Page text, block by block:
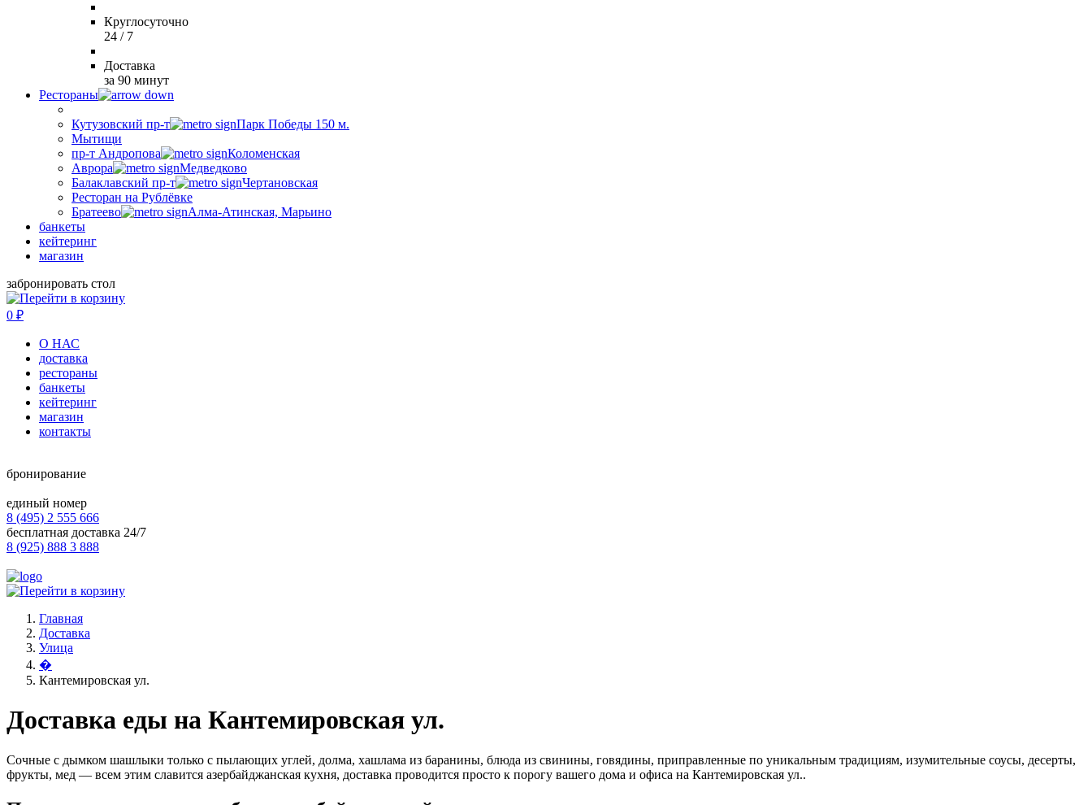
Круглосуточно
24 / 7
Доставка
за 90 минут
Рестораны
Кутузовский пр-т
Парк Победы 150 м.
Мытищи
пр-т Андропова
Коломенская
Аврора
Медведково
Балаклавский пр-т
Чертановская
Ресторан на Рублёвке
Братеево
Алма-Атинская, Марьино
банкеты
кейтеринг
магазин
забронировать стол
0 ₽
О НАС
доставка
рестораны
банкеты
кейтеринг
магазин
контакты
бронирование
единый номер
8 (495) 2 555 666
бесплатная доставка 24/7
8 (925) 888 3 888
Главная
Доставка
Улица
�
Кантемировская ул.
Доставка еды на Кантемировская ул.
Сочные с дымком шашлыки только с пылающих углей, долма, хашлама из баранины, блюда из свинины, говядины, приправленные по уникальным традициям, изумительные соусы, десерты,
фрукты, мед — всем этим славится азербайджанская кухня, доставка проводится просто к порогу вашего дома и офиса на Кантемировская ул..